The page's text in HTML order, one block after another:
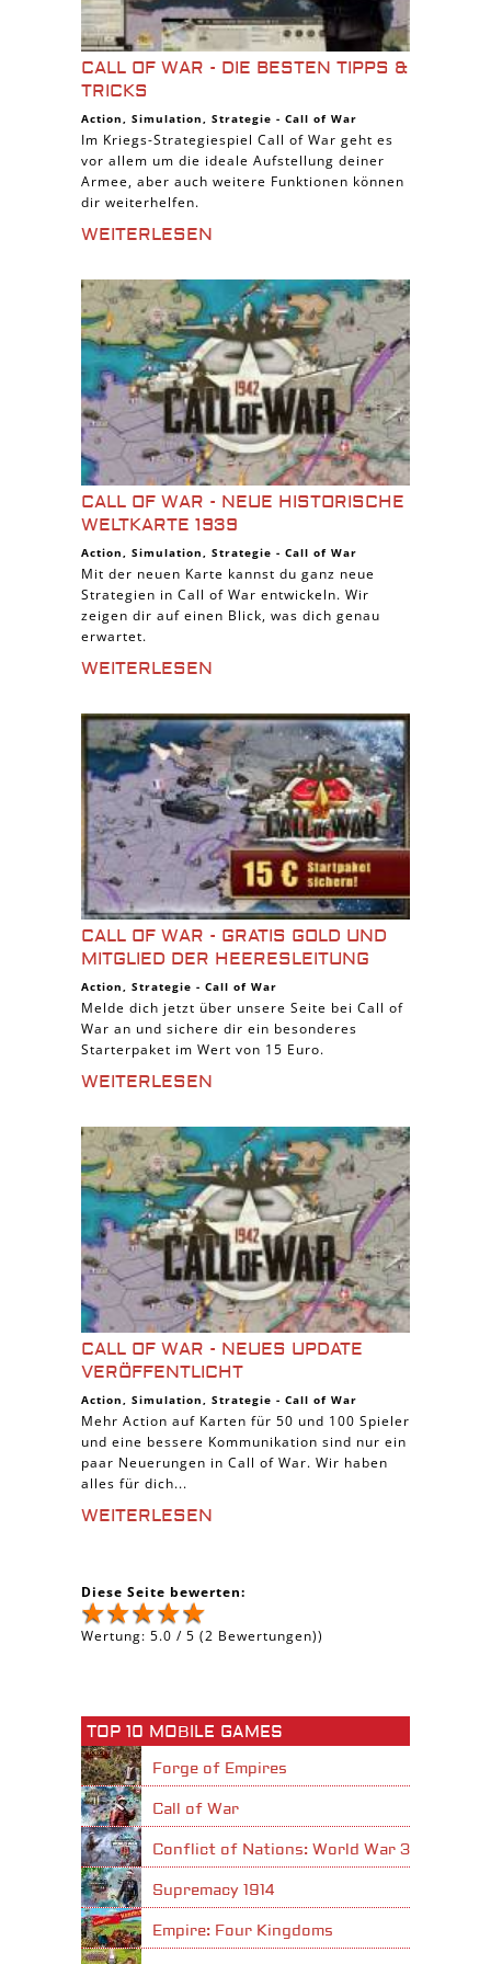
CALL OF WAR - DIE BESTEN TIPPS &
TRICKS
Action, Simulation, Strategie - Call of War
Im Kriegs-Strategiespiel Call of War geht es
vor allem um die ideale Aufstellung deiner
Armee, aber auch weitere Funktionen können
dir weiterhelfen.
WEITERLESEN
CALL OF WAR - NEUE HISTORISCHE
WELTKARTE 1939
Action, Simulation, Strategie - Call of War
Mit der neuen Karte kannst du ganz neue
Strategien in Call of War entwickeln. Wir
zeigen dir auf einen Blick, was dich genau
erwartet.
WEITERLESEN
CALL OF WAR - GRATIS GOLD UND
MITGLIED DER HEERESLEITUNG
Action, Strategie - Call of War
Melde dich jetzt über unsere Seite bei Call of
War an und sichere dir ein besonderes
Starterpaket im Wert von 15 Euro.
WEITERLESEN
CALL OF WAR - NEUES UPDATE
VERÖFFENTLICHT
Action, Simulation, Strategie - Call of War
Mehr Action auf Karten für 50 und 100 Spieler
und eine bessere Kommunikation sind nur ein
paar Neuerungen in Call of War. Wir haben
alles für dich...
WEITERLESEN
Diese Seite bewerten:
Wertung: 5.0 / 5 (2 Bewertungen))
TOP 10 MOBILE GAMES
Forge of Empires
Call of War
Conflict of Nations: World War 3
Supremacy 1914
Empire: Four Kingdoms